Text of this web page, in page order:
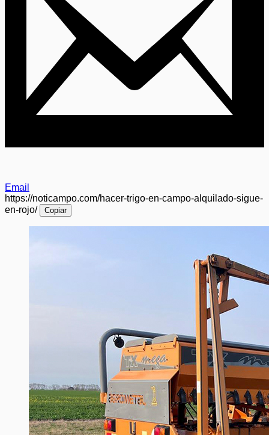
Email
https://noticampo.com/hacer-trigo-en-campo-alquilado-sigue-
en-rojo/
Copiar